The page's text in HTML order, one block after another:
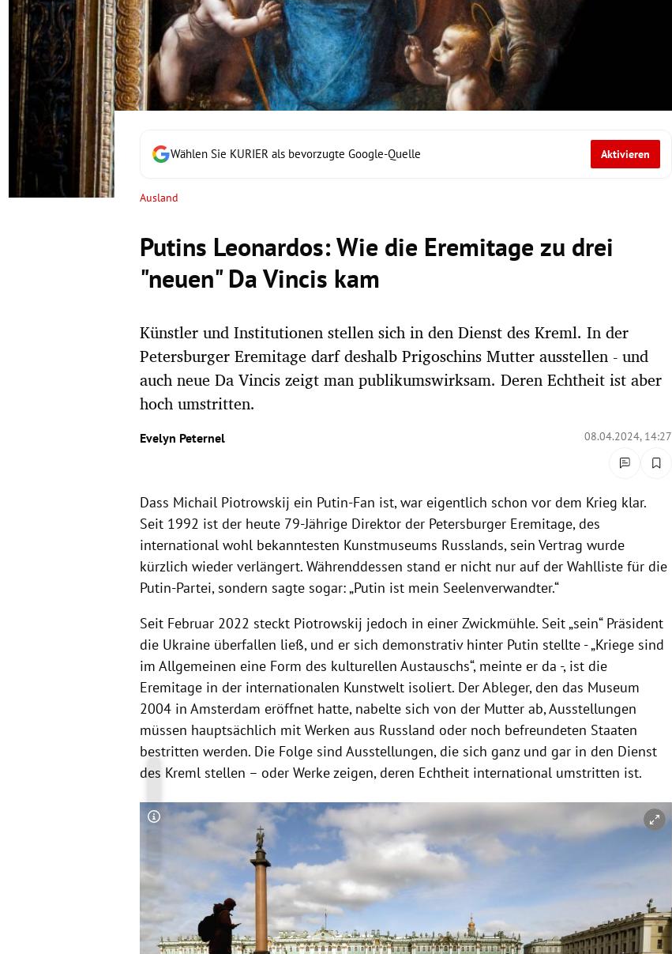
Untermenü
Untermenü
Untermenü
Untermenü
Untermenü
Wählen Sie KURIER als bevorzugte Google-Quelle Aktivieren
Ausland
Putins Leonardos: Wie die Eremitage zu drei
"neuen" Da Vincis kam
Künstler und Institutionen stellen sich in den Dienst des Kreml. In der
Petersburger Eremitage darf deshalb Prigoschins Mutter ausstellen - und
auch neue Da Vincis zeigt man publikumswirksam. Deren Echtheit ist aber
hoch umstritten.
Evelyn Peternel 08.04.2024, 14:27
Dass Michail Piotrowskij ein Putin-Fan ist, war eigentlich schon vor dem Krieg klar.
Seit 1992 ist der heute 79-Jährige Direktor der Petersburger Eremitage, des
international wohl bekanntesten Kunstmuseums Russlands, sein Vertrag wurde
kürzlich wieder verlängert. Währenddessen stand er nicht nur auf der Wahlliste für die
Putin-Partei, sondern sagte sogar: „Putin ist mein Seelenverwandter.“
Seit Februar 2022 steckt Piotrowskij jedoch in einer Zwickmühle. Seit „sein“ Präsident
die Ukraine überfallen ließ, und er sich demonstrativ hinter Putin stellte - „Kriege sind
im Allgemeinen eine Form des kulturellen Austauschs“, meinte er da -, ist die
Eremitage in der internationalen Kunstwelt isoliert. Der Ableger, den das Museum
2004 in Amsterdam eröffnet hatte, nabelte sich von der Mutter ab, Ausstellungen
müssen hauptsächlich mit Werken aus Russland oder noch befreundeten Staaten
bestritten werden. Die Folge sind Ausstellungen, die sich ganz und gar in den Dienst
des Kreml stellen – oder Werke zeigen, deren Echtheit international umstritten ist.
Copyright-Hinweis öffnen/schließen